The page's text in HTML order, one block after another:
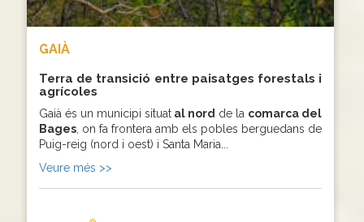
GAIÀ
Terra de transició entre paisatges forestals i
agrícoles
Gaià és un municipi situat al nord de la comarca del
Bages , on fa frontera amb els pobles berguedans de
Puig-reig (nord i oest) i Santa Maria...
Veure més >>